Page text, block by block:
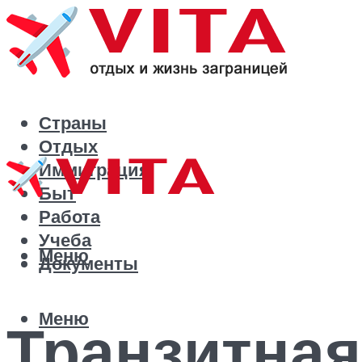
Страны
Отдых
Иммиграция
Быт
Работа
Учеба
Документы
Меню
Меню